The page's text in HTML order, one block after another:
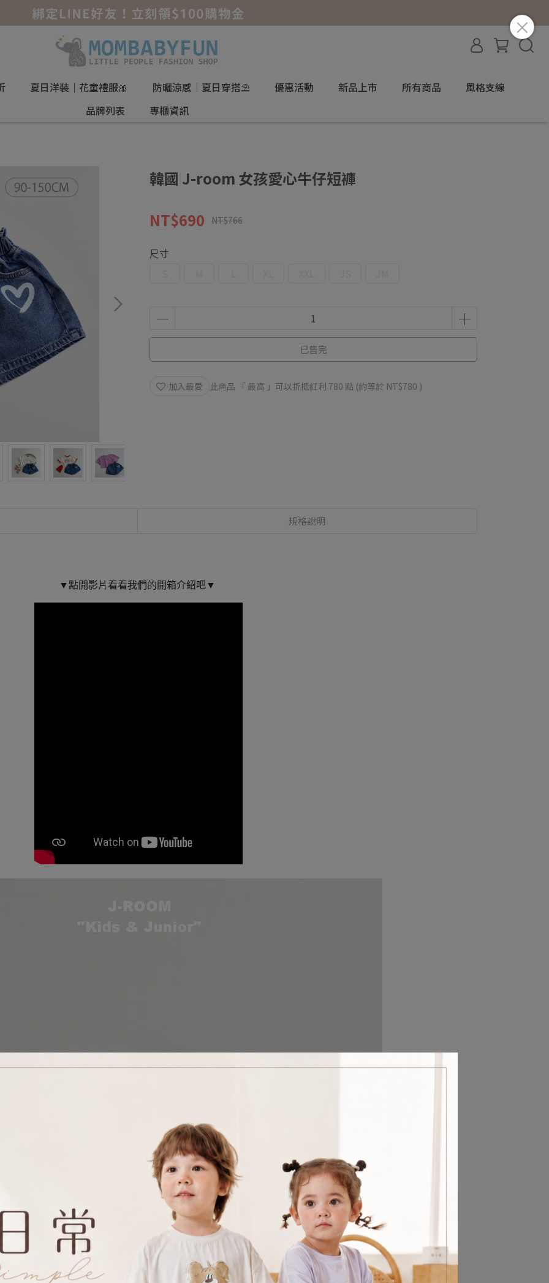
夏日洋裝｜花童禮服🎀 防曬涼感｜夏日穿搭⛱️ 優惠活動 新品上市 所有商品
風格支線
品牌列表
專櫃資訊
韓國 J-room 女孩愛心牛仔短褲
NT$690 NT$766
尺寸
已售完
加入最愛 此商品 「 最高 」可以折抵紅利 780 點 (約等於 NT$780 )
規格說明
▼點開影片看看我們的開箱介紹吧▼